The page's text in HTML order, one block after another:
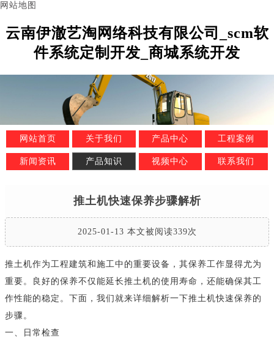
网站地图
云南伊澈艺淘网络科技有限公司_scm软
件系统定制开发_商城系统开发
网站首页 关于我们 产品中心 工程案例
新闻资讯 产品知识 视频中心 联系我们
推土机快速保养步骤解析
2025-01-13 本文被阅读339次
推土机作为工程建筑和施工中的重要设备，其保养工作显得尤为
重要。良好的保养不仅能延长推土机的使用寿命，还能确保其工
作性能的稳定。下面，我们就来详细解析一下推土机快速保养的
步骤。
一、日常检查